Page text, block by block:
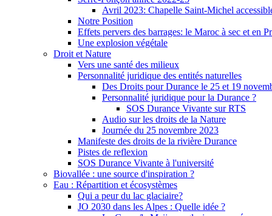
Avril 2023: Chapelle Saint-Michel
Notre Position
Effets pervers des barrages: le Maroc à sec et en
Une explosion végétale
Droit et Nature
Vers une santé des milieux
Personnalité juridique des entités naturelles
Des Droits pour Durance le 25 et 19
Personnalité juridique pour la Durance ?
SOS Durance Vivante sur RTS
Audio sur les droits de la Nature
Journée du 25 novembre 2023
Manifeste des droits de la rivière Durance
Pistes de reflexion
SOS Durance Vivante à l'université
Biovallée : une source d'inspiration ?
Eau : Répartition et écosystèmes
Qui a peur du lac glaciaire?
JO 2030 dans les Alpes : Quelle idée ?